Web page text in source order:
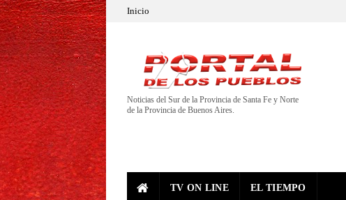
Inicio
Noticias del Sur de la Provincia de Santa Fe y Norte
de la Provincia de Buenos Aires.
TV ON LINE EL TIEMPO